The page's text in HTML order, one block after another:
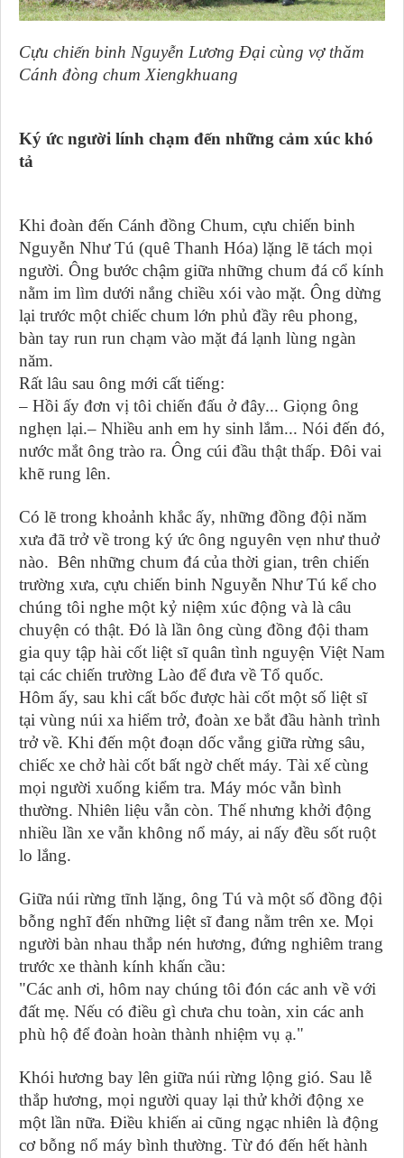
Cựu chiến binh Nguyễn Lương Đại cùng vợ thăm
Cánh đòng chum Xiengkhuang
Ký ức người lính chạm đến những cảm xúc khó
tả
Khi đoàn đến Cánh đồng Chum, cựu chiến binh
Nguyễn Như Tú (quê Thanh Hóa) lặng lẽ tách mọi
người. Ông bước chậm giữa những chum đá cổ kính
nằm im lìm dưới nắng chiều xói vào mặt. Ông dừng
lại trước một chiếc chum lớn phủ đầy rêu phong,
bàn tay run run chạm vào mặt đá lạnh lùng ngàn
năm.
Rất lâu sau ông mới cất tiếng:
– Hồi ấy đơn vị tôi chiến đấu ở đây... Giọng ông
nghẹn lại.– Nhiều anh em hy sinh lắm... Nói đến đó,
nước mắt ông trào ra. Ông cúi đầu thật thấp. Đôi vai
khẽ rung lên.
Có lẽ trong khoảnh khắc ấy, những đồng đội năm
xưa đã trở về trong ký ức ông nguyên vẹn như thuở
nào. Bên những chum đá của thời gian, trên chiến
trường xưa, cựu chiến binh Nguyễn Như Tú kể cho
chúng tôi nghe một kỷ niệm xúc động và là câu
chuyện có thật. Đó là lần ông cùng đồng đội tham
gia quy tập hài cốt liệt sĩ quân tình nguyện Việt Nam
tại các chiến trường Lào để đưa về Tổ quốc.
Hôm ấy, sau khi cất bốc được hài cốt một số liệt sĩ
tại vùng núi xa hiểm trở, đoàn xe bắt đầu hành trình
trở về. Khi đến một đoạn dốc vắng giữa rừng sâu,
chiếc xe chở hài cốt bất ngờ chết máy. Tài xế cùng
mọi người xuống kiểm tra. Máy móc vẫn bình
thường. Nhiên liệu vẫn còn. Thế nhưng khởi động
nhiều lần xe vẫn không nổ máy, ai nấy đều sốt ruột
lo lắng.
Giữa núi rừng tĩnh lặng, ông Tú và một số đồng đội
bỗng nghĩ đến những liệt sĩ đang nằm trên xe. Mọi
người bàn nhau thắp nén hương, đứng nghiêm trang
trước xe thành kính khấn cầu:
"Các anh ơi, hôm nay chúng tôi đón các anh về với
đất mẹ. Nếu có điều gì chưa chu toàn, xin các anh
phù hộ để đoàn hoàn thành nhiệm vụ ạ."
Khói hương bay lên giữa núi rừng lộng gió. Sau lễ
thắp hương, mọi người quay lại thử khởi động xe
một lần nữa. Điều khiến ai cũng ngạc nhiên là động
cơ bỗng nổ máy bình thường. Từ đó đến hết hành